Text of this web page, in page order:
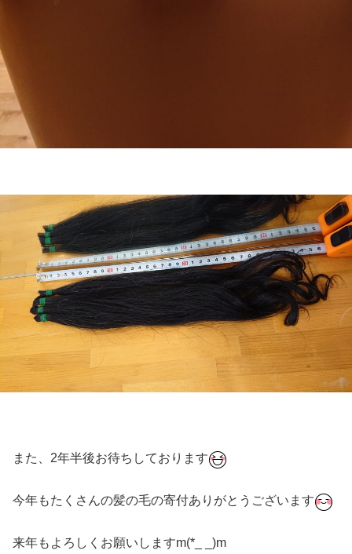
また、2年半後お待ちしております
今年もたくさんの髪の毛の寄付ありがとうございます
来年もよろしくお願いしますm(*_ _)m